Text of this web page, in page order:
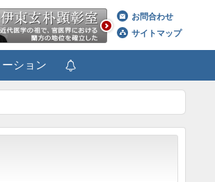
お問合わせ
サイトマップ
ション